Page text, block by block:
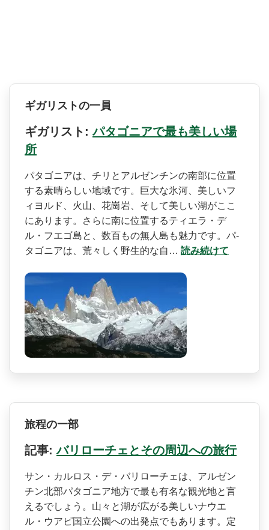
ギガリストの一員
ギガリスト:パタゴニアで最も美しい場
所
パタゴニアは、チリとアルゼ­ンチンの南部に位置
する素晴らしい地域です。巨大な­氷河、美しいフ
ィヨルド、火山、花崗岩、そして美し­い湖がここ
にあります。さらに南に位置するティエラ­・デ
ル・フエゴ島と、数百もの無人島も魅力です。パ­
タゴニアは、荒々しく野生的な自… 読み続けて
旅程の一部
記事:バリローチェとその周辺への旅行
サン・カルロス・デ・バリロ­ーチェは、アルゼン
チン北部パタゴニア地方で最も有­名な観光地と言
えるでしょう。山々と湖が広がる美し­いナウエ
ル・ウアピ国立公園への出発点でもあります­。定